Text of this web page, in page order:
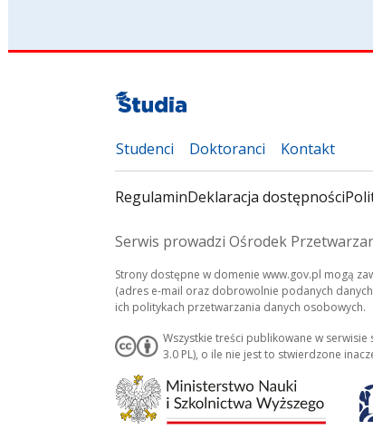
Studenci Doktoranci Kontakt
RegulaminDeklaracja dostępności
Serwis prowadzi Ośrodek
Strony dostępne w domenie www.gov.pl mogą
(adres e-mail oraz dobrowolnie podanych
ich politykach przetwarzania danych osobowych.
Wszystkie treści publikowane w serwisie
3.0 PL), o ile nie jest to stwierdzone